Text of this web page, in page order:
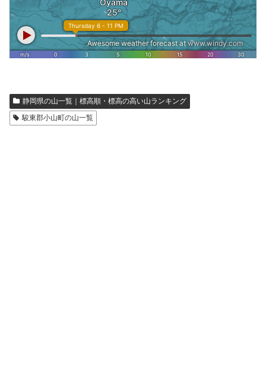
静岡県の山一覧｜標高順・標高の高い山ランキング
駿東郡小山町の山一覧